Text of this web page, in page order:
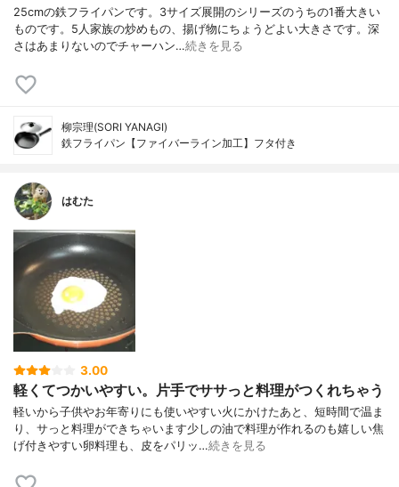
25cmの鉄フライパンです。3サイズ展開のシリーズのうちの1番大きい
ものです。5人家族の炒めもの、揚げ物にちょうどよい大きさです。深
さはあまりないのでチャーハン…続きを見る
柳宗理(SORI YANAGI)
鉄フライパン【ファイバーライン加工】フタ付き
はむた
3.00
軽くてつかいやすい。片手でササっと料理がつくれちゃう
軽いから子供やお年寄りにも使いやすい火にかけたあと、短時間で温ま
り、サっと料理ができちゃいます少しの油で料理が作れるのも嬉しい焦
げ付きやすい卵料理も、皮をパリッ…続きを見る